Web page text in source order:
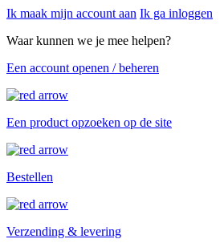
Ik maak mijn account aan Ik ga inloggen
Waar kunnen we je mee helpen?
Een account openen / beheren
Een product opzoeken op de site
Bestellen
Verzending & levering